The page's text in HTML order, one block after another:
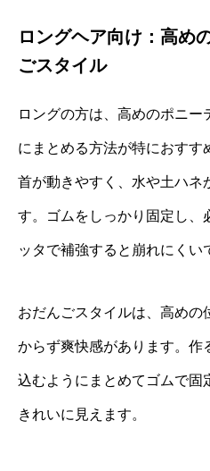
ロングヘア向け：高め
ごスタイル
ロングの方は、高めのポニ
にまとめる方法が特におすす
首が動きやすく、水や土ハネ
す。ゴムをしっかり固定し、
ッタで補強すると崩れにくい
おだんごスタイルは、高めの
からず爽快感があります。作
込むようにまとめてゴムで固
きれいに見えます。